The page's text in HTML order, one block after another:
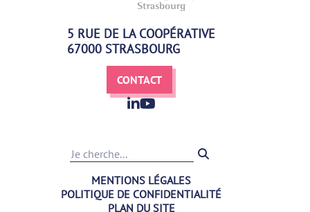
5 RUE DE LA COOPÉRATIVE
67000 STRASBOURG
CONTACT
Recherche
MENTIONS LÉGALES
POLITIQUE DE CONFIDENTIALITÉ
PLAN DU SITE